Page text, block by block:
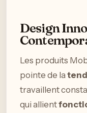
Design
Les produits
pointe de la
travaillent
qui allient